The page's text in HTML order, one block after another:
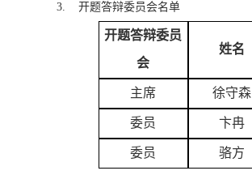
3. 开题答辩委员会名单
开题答辩委员
会
姓名
主席 徐守森
委员 卞冉
委员 骆方